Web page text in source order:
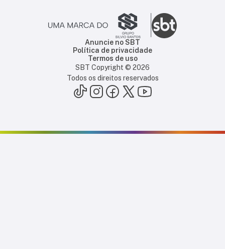
Anuncie no SBT
Política de privacidade
Termos de uso
SBT Copyright © 2026
Todos os direitos reservados